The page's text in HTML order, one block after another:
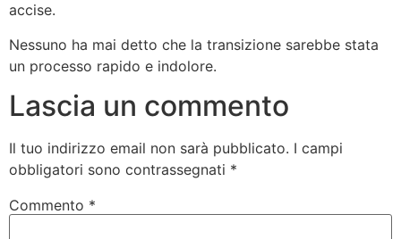
accise.
Nessuno ha mai detto che la transizione sarebbe stata
un processo rapido e indolore.
Lascia un commento
Il tuo indirizzo email non sarà pubblicato. I campi
obbligatori sono contrassegnati *
Commento *